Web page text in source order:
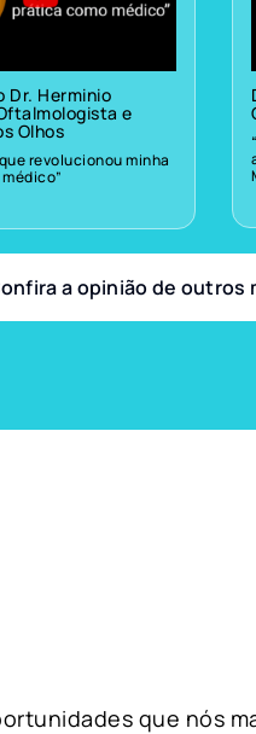
Dr. Herminio
e
Olhos
revolucionou minha
a opinião de outros
que nós